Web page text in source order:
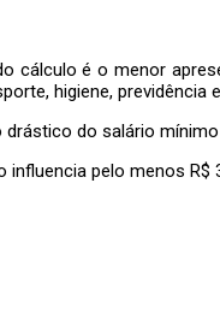
cálculo é o menor
higiene, previdência
do salário
pelo menos